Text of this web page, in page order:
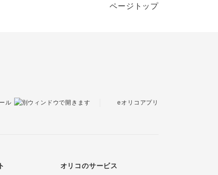
ページトップ
オリコのサービス
ル eオリコアプリ